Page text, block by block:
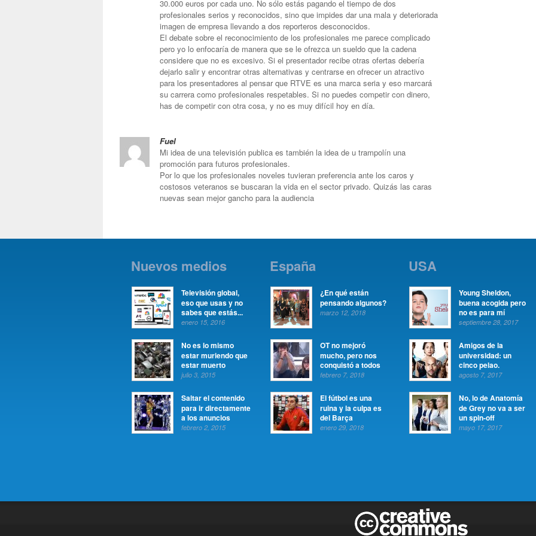
30.000 euros por cada uno. No sólo estás pagando el tiempo de dos
profesionales serios y reconocidos, sino que impides dar una mala y deteriorada
imagen de empresa llevando a dos reporteros desconocidos.
El debate sobre el reconocimiento de los profesionales me parece complicado
pero yo lo enfocaría de manera que se le ofrezca un sueldo que la cadena
considere que no es excesivo. Si el presentador recibe otras ofertas debería
dejarlo salir y encontrar otras alternativas y centrarse en ofrecer un atractivo
para los presentadores al pensar que RTVE es una marca seria y eso marcará
su carrera como profesionales respetables. Si no puedes competir con dinero,
has de competir con otra cosa, y no es muy difícil hoy en día.
Fuel
Mi idea de una televisión publica es también la idea de u trampolín una
promoción para futuros profesionales.
Por lo que los profesionales noveles tuvieran preferencia ante los caros y
costosos veteranos se buscaran la vida en el sector privado. Quizás las caras
nuevas sean mejor gancho para la audiencia
Nuevos medios
Televisión global,
eso que usas y no
sabes que estás...
enero 15, 2016
No es lo mismo
estar muriendo que
estar muerto
julio 3, 2015
Saltar el contenido
para ir directamente
a los anuncios
febrero 2, 2015
España
¿En qué están
pensando algunos?
marzo 12, 2018
OT no mejoró
mucho, pero nos
conquistó a todos
febrero 7, 2018
El fútbol es una
ruina y la culpa es
del Barça
enero 29, 2018
USA
Young Sheldon,
buena acogida pero
no es para mí
septiembre 28, 2017
Amigos de la
universidad: un
cinco pelao.
agosto 7, 2017
No, lo de Anatomía
de Grey no va a ser
un spin-off
mayo 17, 2017